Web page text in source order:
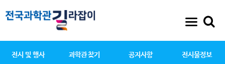
전시 및 행사 과학관 찾기 공지사항 전시물정보